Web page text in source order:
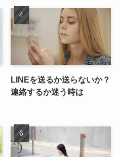
LINEを送るか送らないか？
連絡するか迷う時は